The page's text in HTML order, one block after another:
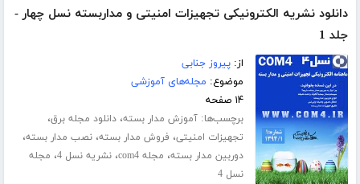
دانلود نشریه الکترونیکی تجهیزات امنیتی و مداربسته نسل چهار -
جلد 1
از:پیروز جنابی
موضوع: مجله‌های آموزشی
۱۴ صفحه
برچسب‌ها:آموزش مدار بسته،دانلود مجله برق،
تجهیزات امنیتی، فروش مدار بسته،نصب مدار بسته،
دوربین مدار بسته، مجله com4 ،نشریه نسل 4 ، مجله
نسل 4